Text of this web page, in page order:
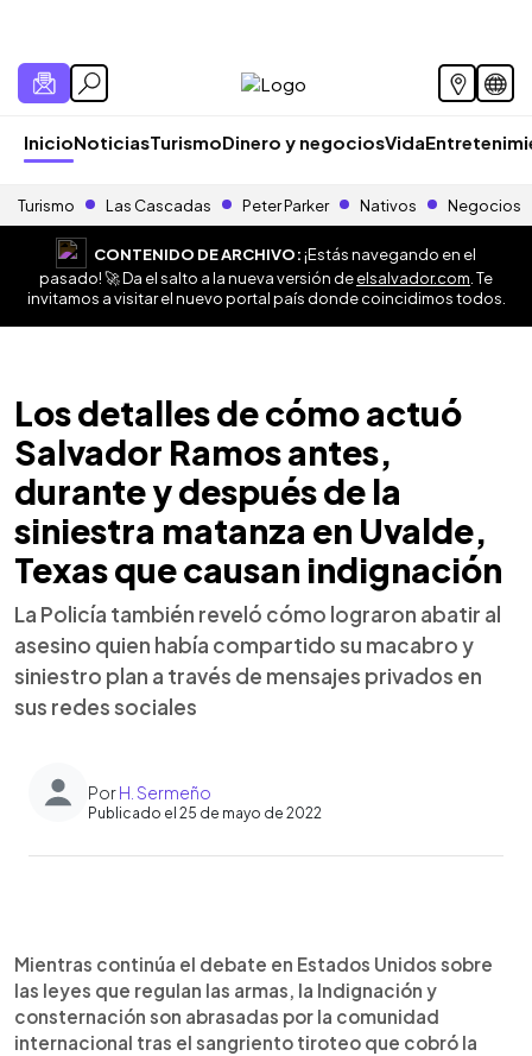
InicioNoticiasTurismoDinero y negociosVida
Turismo Las Cascadas Peter Parker Nativos Negocios
CONTENIDO DE ARCHIVO:¡Estás navegando en el
pasado! 🚀 Da el salto a la nueva versión deelsalvador.com . Te
invitamos a visitar el nuevo portal país donde coincidimos todos.
Los detalles de cómo actuó
Salvador Ramos antes,
durante y después de la
siniestra matanza en Uvalde,
Texas que causan indignación
La Policía también reveló cómo lograron abatir al
asesino quien había compartido su macabro y
siniestro plan a través de mensajes privados en
sus redes sociales
PorH. Sermeño
Publicado el 25 de mayo de 2022
Escuchar artículo
Mientras continúa el debate en Estados Unidos sobre
las leyes que regulan las armas, la Indignación y
consternación son abrasadas por la comunidad
internacional tras el sangriento tiroteo que cobró la